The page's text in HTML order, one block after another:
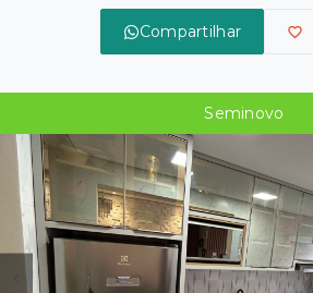
Compartilhar
Seminovo